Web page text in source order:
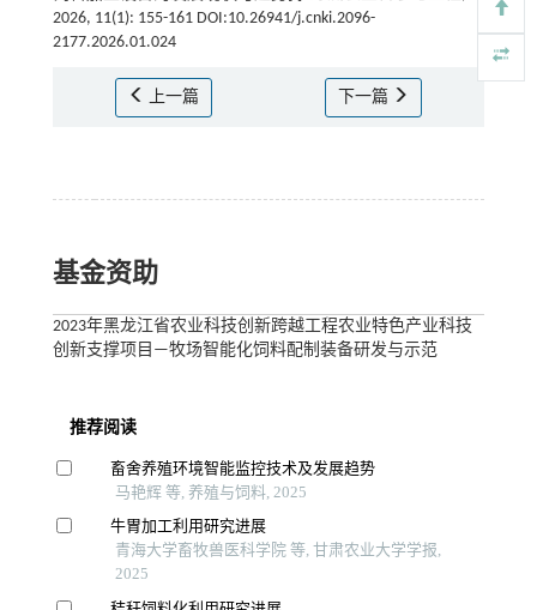
2026, 11(1): 155-161 DOI:10.26941/j.cnki.2096-
2177.2026.01.024
上一篇 下一篇
基金资助
2023年黑龙江省农业科技创新跨越工程农业特色产业科技
创新支撑项目—牧场智能化饲料配制装备研发与示范